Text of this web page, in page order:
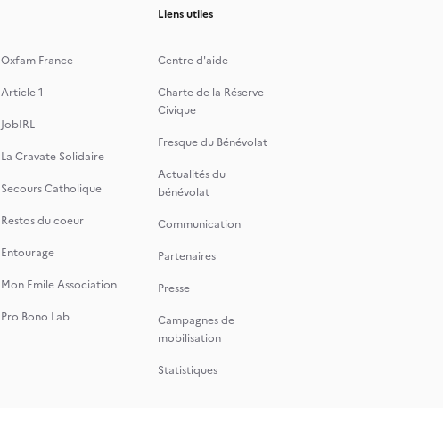
Oxfam France
Article 1
JobIRL
La Cravate Solidaire
Secours Catholique
Restos du coeur
Entourage
Mon Emile Association
Pro Bono Lab
Liens utiles
Centre d'aide
Charte de la Réserve
Civique
Fresque du Bénévolat
Actualités du
bénévolat
Communication
Partenaires
Presse
Campagnes de
mobilisation
Statistiques